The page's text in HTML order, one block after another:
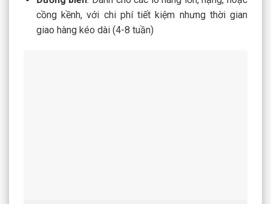
cồng kềnh, với chi phí tiết kiệm nhưng thời gian
giao hàng kéo dài (4-8 tuần)